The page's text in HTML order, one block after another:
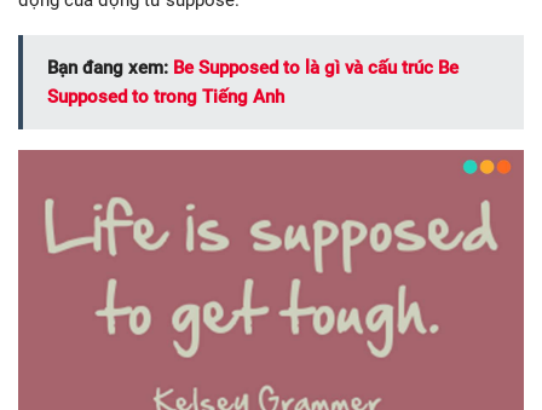
Bạn đang xem: Be Supposed to là gì và cấu trúc Be
Supposed to trong Tiếng Anh